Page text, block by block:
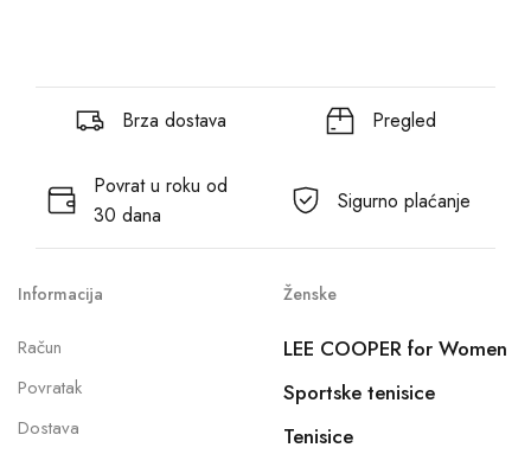
Brza dostava Pregled
Povrat u roku od
30 dana
Sigurno plaćanje
Informacija
Račun
Povratak
Dostava
Ženske
LEE COOPER for Women
Sportske tenisice
Tenisice